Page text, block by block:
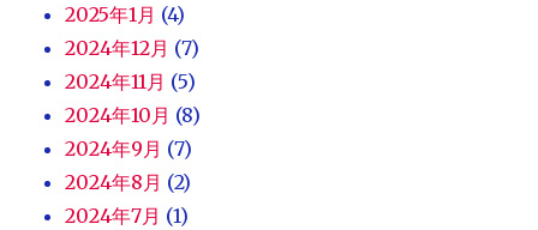
2025年1月 (4)
2024年12月 (7)
2024年11月 (5)
2024年10月 (8)
2024年9月 (7)
2024年8月 (2)
2024年7月 (1)